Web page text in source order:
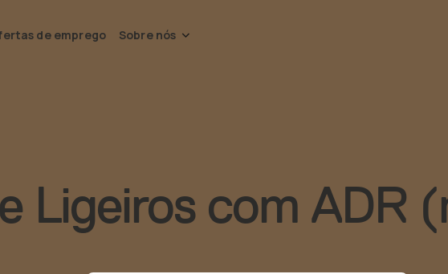
de emprego Sobre nós
Ligeiros com ADR